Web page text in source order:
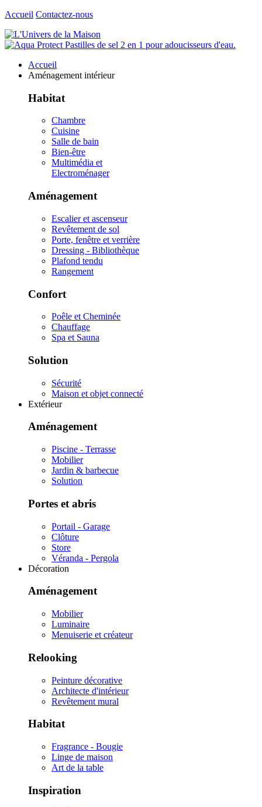
Accueil Contactez-nous
Accueil
Aménagement intérieur
Habitat
Chambre
Cuisine
Salle de bain
Bien-être
Multimédia et
Electroménager
Aménagement
Escalier et ascenseur
Revêtement de sol
Porte, fenêtre et verrière
Dressing - Bibliothèque
Plafond tendu
Rangement
Confort
Poêle et Cheminée
Chauffage
Spa et Sauna
Solution
Sécurité
Maison et objet connecté
Extérieur
Aménagement
Piscine - Terrasse
Mobilier
Jardin & barbecue
Solution
Portes et abris
Portail - Garage
Clôture
Store
Véranda - Pergola
Décoration
Aménagement
Mobilier
Luminaire
Menuiserie et créateur
Relooking
Peinture décorative
Architecte d'intérieur
Revêtement mural
Habitat
Fragrance - Bougie
Linge de maison
Art de la table
Inspiration